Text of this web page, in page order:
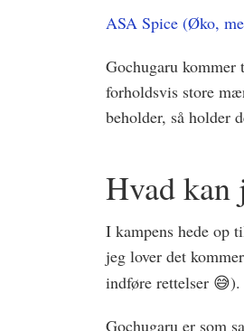
ASA Spice (Øko,
Gochugaru
forholdsvis store
beholder, så holder
Hvad kan
I kampens hede op
jeg lover det
indføre rettelser 😅).
Gochugaru er som